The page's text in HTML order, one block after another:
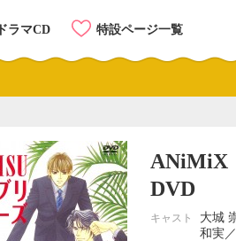
ドラマCD 特設ページ一覧
ANiMiX
DVD
キャスト
大城
和実